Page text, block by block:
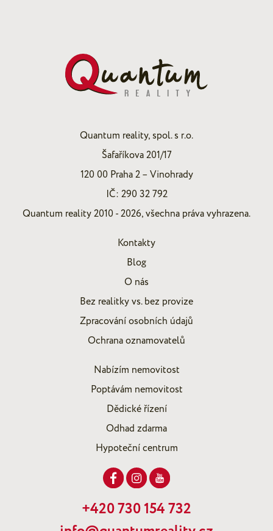
Quantum reality, spol. s r.o.
Šafaříkova 201/17
120 00 Praha 2 – Vinohrady
IČ: 290 32 792
Quantum reality 2010 - 2026, všechna práva vyhrazena.
Kontakty
Blog
O nás
Bez realitky vs. bez provize
Zpracování osobních údajů
Ochrana oznamovatelů
Nabízím nemovitost
Poptávám nemovitost
Dědické řízení
Odhad zdarma
Hypoteční centrum
+420 730 154 732